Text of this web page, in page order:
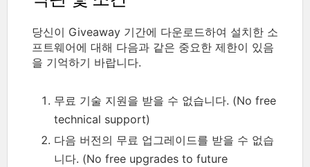
당신이 Giveaway 기간에 다운로드하여 설치한 소
프트웨어에 대해 다음과 같은 중요한 제한이 있음
을 기억하기 바랍니다.
무료 기술 지원을 받을 수 없습니다. (No free
technical support)
다음 버전의 무료 업그레이드를 받을 수 없습
니다. (No free upgrades to future